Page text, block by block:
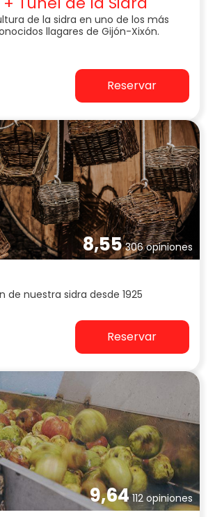
de la sidra en uno de los más
llagares de Gijón-Xixón.
Reservar
8,55306 opiniones
de nuestra sidra desde 1925
Reservar
9,64112 opiniones